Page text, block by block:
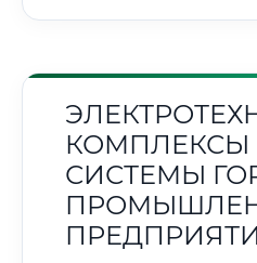
КОМПЛЕКСЫ
СИСТЕМЫ